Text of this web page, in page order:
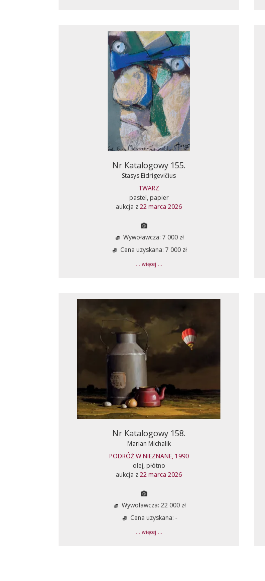
Nr Katalogowy 155.
Stasys Eidrigevičius
TWARZ
pastel, papier
aukcja z22 marca 2026
Wywoławcza: 7 000 zł
Cena uzyskana: 7 000 zł
... więcej ...
Nr Katalogowy 158.
Marian Michalik
PODRÓŻ W NIEZNANE, 1990
olej, płótno
aukcja z22 marca 2026
Wywoławcza: 22 000 zł
Cena uzyskana: -
... więcej ...